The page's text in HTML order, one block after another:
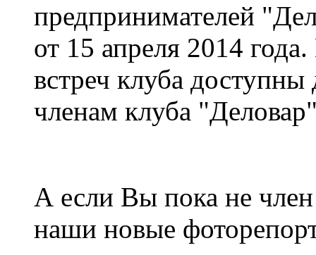
предпринимателей
от 15 апреля 2014
встреч клуба
членам клуба
А если Вы пока не
наши новые